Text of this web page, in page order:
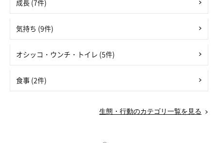
成長 (7件)
気持ち (9件)
オシッコ・ウンチ・トイレ (5件)
食事 (2件)
生態・行動のカテゴリ一覧を見る